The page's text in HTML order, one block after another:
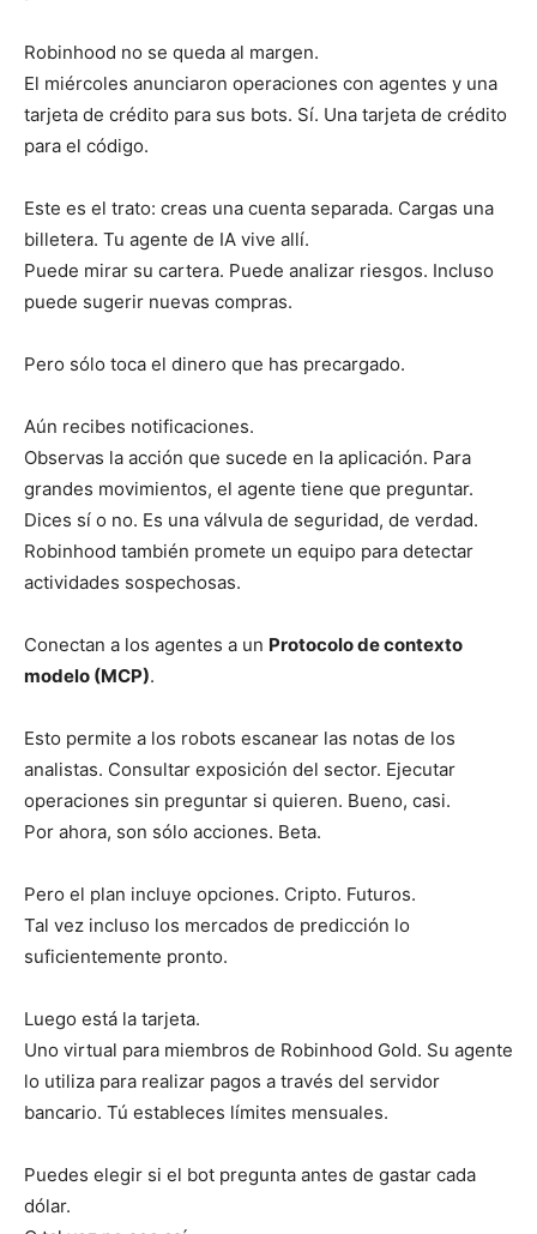
Robinhood no se queda al margen.
El miércoles anunciaron operaciones con agentes y una
tarjeta de crédito para sus bots. Sí. Una tarjeta de crédito
para el código.
Este es el trato: creas una cuenta separada. Cargas una
billetera. Tu agente de IA vive allí.
Puede mirar su cartera. Puede analizar riesgos. Incluso
puede sugerir nuevas compras.
Pero sólo toca el dinero que has precargado.
Aún recibes notificaciones.
Observas la acción que sucede en la aplicación. Para
grandes movimientos, el agente tiene que preguntar.
Dices sí o no. Es una válvula de seguridad, de verdad.
Robinhood también promete un equipo para detectar
actividades sospechosas.
Conectan a los agentes a un Protocolo de contexto
modelo (MCP).
Esto permite a los robots escanear las notas de los
analistas. Consultar exposición del sector. Ejecutar
operaciones sin preguntar si quieren. Bueno, casi.
Por ahora, son sólo acciones. Beta.
Pero el plan incluye opciones. Cripto. Futuros.
Tal vez incluso los mercados de predicción lo
suficientemente pronto.
Luego está la tarjeta.
Uno virtual para miembros de Robinhood Gold. Su agente
lo utiliza para realizar pagos a través del servidor
bancario. Tú estableces límites mensuales.
Puedes elegir si el bot pregunta antes de gastar cada
dólar.